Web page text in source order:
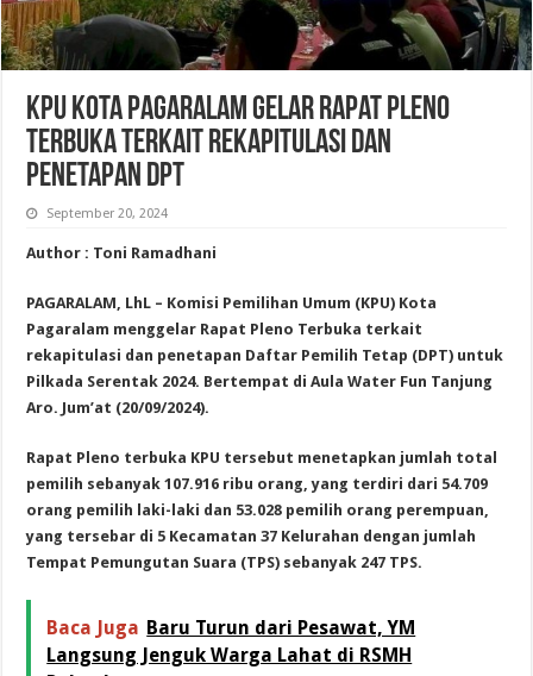
KPU Kota Pagaralam Gelar Rapat Pleno
Terbuka Terkait Rekapitulasi dan
Penetapan DPT
September 20, 2024
Author : Toni Ramadhani
PAGARALAM, LhL – Komisi Pemilihan Umum (KPU) Kota
Pagaralam menggelar Rapat Pleno Terbuka terkait
rekapitulasi dan penetapan Daftar Pemilih Tetap (DPT) untuk
Pilkada Serentak 2024. Bertempat di Aula Water Fun Tanjung
Aro. Jum’at (20/09/2024).
Rapat Pleno terbuka KPU tersebut menetapkan jumlah total
pemilih sebanyak 107.916 ribu orang, yang terdiri dari 54.709
orang pemilih laki-laki dan 53.028 pemilih orang perempuan,
yang tersebar di 5 Kecamatan 37 Kelurahan dengan jumlah
Tempat Pemungutan Suara (TPS) sebanyak 247 TPS.
Baca Juga Baru Turun dari Pesawat, YM
Langsung Jenguk Warga Lahat di RSMH